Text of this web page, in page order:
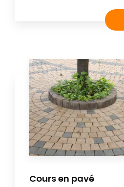
Cours en pavé